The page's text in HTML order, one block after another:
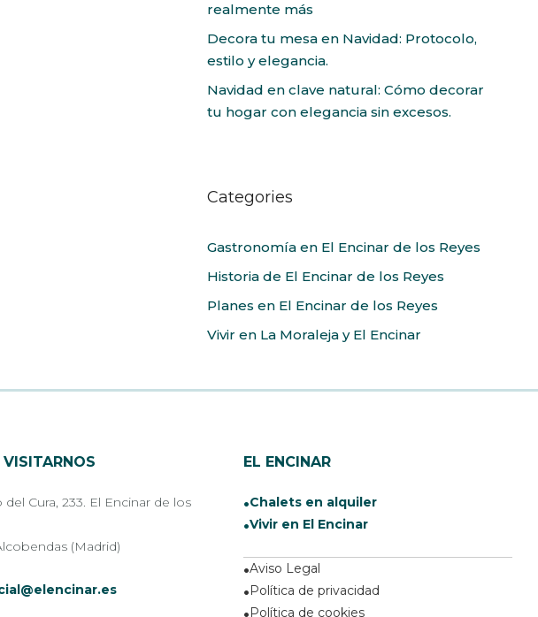
realmente más
Decora tu mesa en Navidad: Protocolo,
estilo y elegancia.
Navidad en clave natural: Cómo decorar
tu hogar con elegancia sin excesos.
Categories
Gastronomía en El Encinar de los Reyes
Historia de El Encinar de los Reyes
Planes en El Encinar de los Reyes
Vivir en La Moraleja y El Encinar
del Cura, 233. El Encinar de los
(Madrid)
EL ENCINAR
Chalets en alquiler
Vivir en El Encinar
Aviso Legal
Política de privacidad
Política de cookies